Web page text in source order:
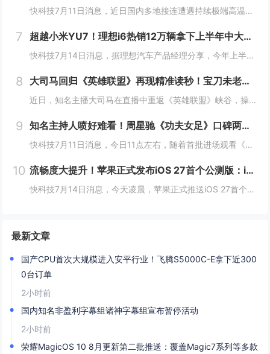
快科技7月11日消息，近日国内多地接连遭遇持续极端高温，连日炙烤的晴热天气下，空调成了绝大多数家庭消暑纳凉的刚需家电，日常使用时长被拉到全年峰值。针对不少人短时间外出就随手关掉空调的习惯，相关家电领域的专家特意给出了更合理的用能建议，如果外...
7 超越小米YU7！理想i6热销12万辆拿下上半年中大型SUV销冠
快科技7月14日消息，据理想汽车产品经理分享，今年上半年，理想i6销量已突破12万辆，成功超越小米YU7、方程豹钛7拿下中大型SUV榜冠军。作为理想推出的第三款纯电车，i6确实承担着重担，同时也不负使命，连续3个月月销破2万台，是20万几仅...
8 大司马回归《英雄联盟》再现精准读秒！宝刀未老惊到小司马
近日，知名主播大司马在直播中重返《英雄联盟》峡谷，操刀皇子进行排位对局。在比赛过程中，他再次展现了曾经让玩家津津乐道的招牌技巧——“精准读秒”，凭借经验判断在没有任何视野信息的情况下，准确预判敌方打野剑圣的位置，引发直播间热议。大司马回归《...
9 知名主持人喷好难看！周星驰《功夫女足》口碑两极分化：有人力挺 有人吐槽烂片
快科技7月11日消息，今日11点左右，随着首批进场观看《功夫女足》的观众陆续散场走出影院，对应影片评价的相关内容就立刻铺满了各大社交平台，好看、无厘头笑点密集、热血够劲儿这类正向反馈率先刷出了很高的热度。和满屏好评同步冒头的，是大量指向性极...
10 流畅度大提升！苹果正式发布iOS 27首个公测版：iPhone 11及以上都能升级
快科技7月14日消息，今天凌晨，苹果正式推送iOS 27首个公测版，安装包大小约19.59GB。与此前需要开发者账号才能安装的开发者预览版不同，iOS 27公测版面向所有Apple ID用户免费开放，完成注册后即可接收系统更新。机型适配方面...
最新文章
国产CPU首次大规模进入安平行业！飞腾S5000C-E拿下近300
0台订单
2小时前
国内知名非盈利字幕组诸神字幕组宣布暂停活动
2小时前
荣耀MagicOS 10 8月更新第二批推送：覆盖Magic7系列等多款